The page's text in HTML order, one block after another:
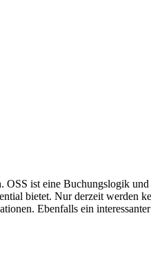
ist eine Buchungslogik
bietet. Nur derzeit werden
Ebenfalls ein